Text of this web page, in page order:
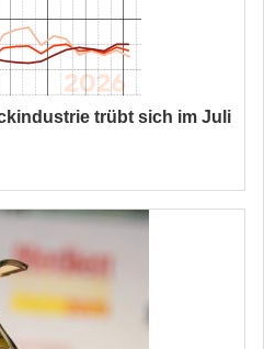
trübt sich im Juli